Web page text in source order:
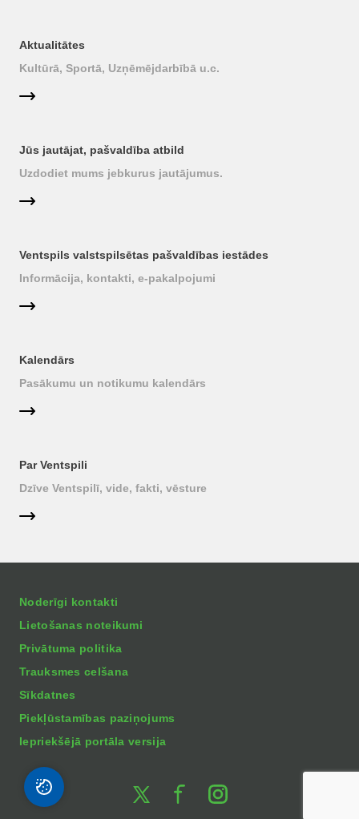
Aktualitātes
Kultūrā, Sportā, Uzņēmējdarbībā u.c.
Jūs jautājat, pašvaldība atbild
Uzdodiet mums jebkurus jautājumus.
Ventspils valstspilsētas pašvaldības iestādes
Informācija, kontakti, e-pakalpojumi
Kalendārs
Pasākumu un notikumu kalendārs
Par Ventspili
Dzīve Ventspilī, vide, fakti, vēsture
Noderīgi kontakti
Lietošanas noteikumi
Privātuma politika
Trauksmes celšana
Sīkdatnes
Piekļūstamības paziņojums
Iepriekšējā portāla versija